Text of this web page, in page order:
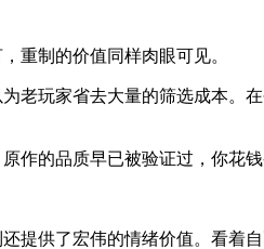
制的价值同样肉眼可见。
玩家省去大量的筛选成本。在
的品质早已被验证过，你花钱
供了宏伟的情绪价值。看着自